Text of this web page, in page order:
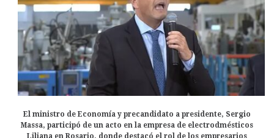
El ministro de Economía y precandidato a presidente, Sergio
Massa, participó de un acto en la empresa de electrodmésticos
Liliana en Rosario, donde destacó el rol de los empresarios